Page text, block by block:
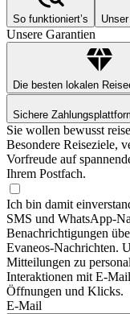
So funktioniert’s
Unsere Garantien
Die besten lokalen
Sichere
Sie wollen bewusst
Besondere Reiseziele,
Vorfreude auf
Ihrem Postfach.
Ich bin damit
SMS und WhatsApp-
Benachrichtigungen
Evaneos-Nachrichten.
Mitteilungen zu
Interaktionen mit E-
Öffnungen und Klicks.
E-Mail